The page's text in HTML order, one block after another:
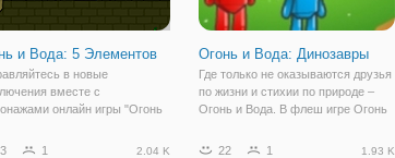
и Вода: 5 Элементов
в новые
вместе с
онлайн игры "Огонь
на двоих, в которой один
Огонь и Вода: Динозавры
Где только не оказываются друзья
по жизни и стихии по природе –
Огонь и Вода. В флеш игре Огонь
погрузятся в мир Юрского
1 2.04 K 22 1 1.93 K